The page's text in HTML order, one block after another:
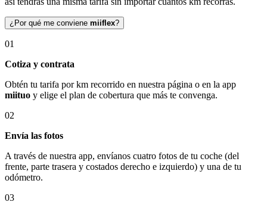
¿Por qué me conviene miiflex?
01
Cotiza y contrata
Obtén tu tarifa por km recorrido en nuestra página o en la app
miituo y elige el plan de cobertura que más te convenga.
02
Envía las fotos
A través de nuestra app, envíanos cuatro fotos de tu coche (del
frente, parte trasera y costados derecho e izquierdo) y una de tu
odómetro.
03